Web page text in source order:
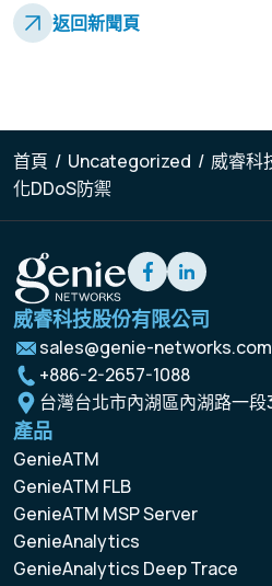
返回新聞頁
首頁 / Uncategorized / 威睿科
化DDoS防禦
威睿科技股份有限公司
sales@genie-networks.com
+886-2-2657-1088
台灣台北市內湖區內湖路一
產品
GenieATM
GenieATM FLB
GenieATM MSP Server
GenieAnalytics
GenieAnalytics Deep Trace